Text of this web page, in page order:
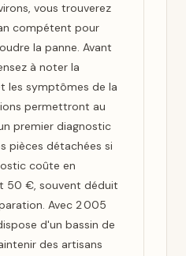
vous trouverez
compétent pour
la panne. Avant
à noter la
les symptômes de la
permettront au
premier diagnostic
pièces détachées si
coûte en
50 €, souvent déduit
Avec 2 005
d'un bassin de
des artisans